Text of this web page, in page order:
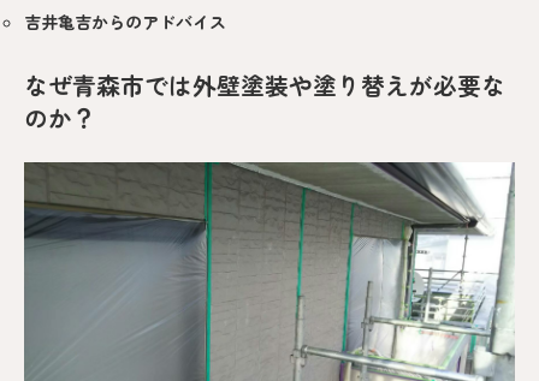
吉井亀吉からのアドバイス
なぜ青森市では外壁塗装や塗り替えが必要な
のか？